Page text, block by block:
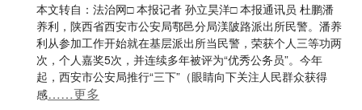
本文转自：法治网□ 本报记者 孙立昊洋□ 本报通讯员 杜鹏潘
养利，陕西省西安市公安局鄠邑分局渼陂路派出所民警。潘养
利从参加工作开始就在基层派出所当民警，荣获个人三等功两
次，个人嘉奖5次，并连续多年被评为“优秀公务员”。今年
起，西安市公安局推行“三下”（眼睛向下关注人民群众获得
感……更多